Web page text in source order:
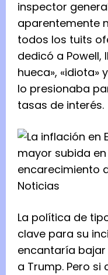
inspector
aparentemente
todos los tuits
dedicó a Powell,
hueca», «idiota»
lo presionaba
tasas de interés.
La política de
clave para su
encantaría
a Trump. Pero si